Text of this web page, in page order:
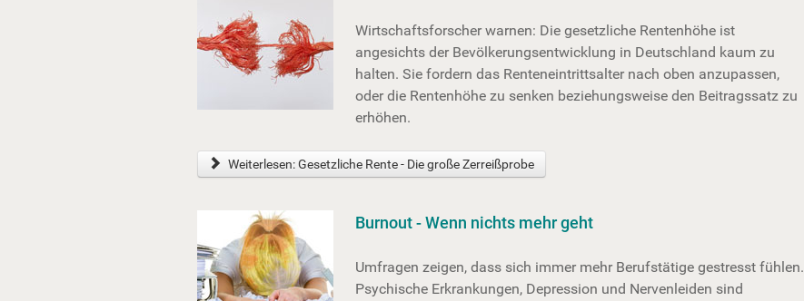
Wirtschaftsforscher warnen: Die gesetzliche Rentenhöhe ist
angesichts der Bevölkerungsentwicklung in Deutschland kaum zu
halten. Sie fordern das Renteneintrittsalter nach oben anzupassen,
oder die Rentenhöhe zu senken beziehungsweise den Beitragssatz zu
erhöhen.
Weiterlesen: Gesetzliche Rente - Die große Zerreißprobe
Burnout - Wenn nichts mehr geht
Umfragen zeigen, dass sich immer mehr Berufstätige gestresst fühlen.
Psychische Erkrankungen, Depression und Nervenleiden sind